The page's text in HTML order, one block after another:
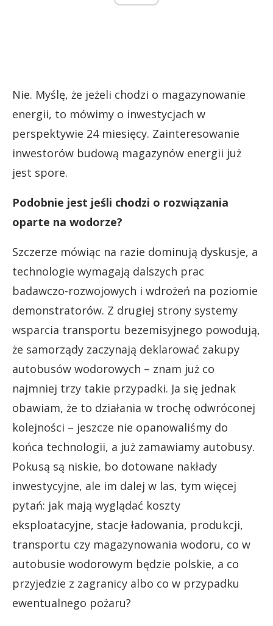
Nie. Myślę, że jeżeli chodzi o magazynowanie
energii, to mówimy o inwestycjach w
perspektywie 24 miesięcy. Zainteresowanie
inwestorów budową magazynów energii już
jest spore.
Podobnie jest jeśli chodzi o rozwiązania
oparte na wodorze?
Szczerze mówiąc na razie dominują dyskusje, a
technologie wymagają dalszych prac
badawczo-rozwojowych i wdrożeń na poziomie
demonstratorów. Z drugiej strony systemy
wsparcia transportu bezemisyjnego powodują,
że samorządy zaczynają deklarować zakupy
autobusów wodorowych – znam już co
najmniej trzy takie przypadki. Ja się jednak
obawiam, że to działania w trochę odwróconej
kolejności – jeszcze nie opanowaliśmy do
końca technologii, a już zamawiamy autobusy.
Pokusą są niskie, bo dotowane nakłady
inwestycyjne, ale im dalej w las, tym więcej
pytań: jak mają wyglądać koszty
eksploatacyjne, stacje ładowania, produkcji,
transportu czy magazynowania wodoru, co w
autobusie wodorowym będzie polskie, a co
przyjedzie z zagranicy albo co w przypadku
ewentualnego pożaru?